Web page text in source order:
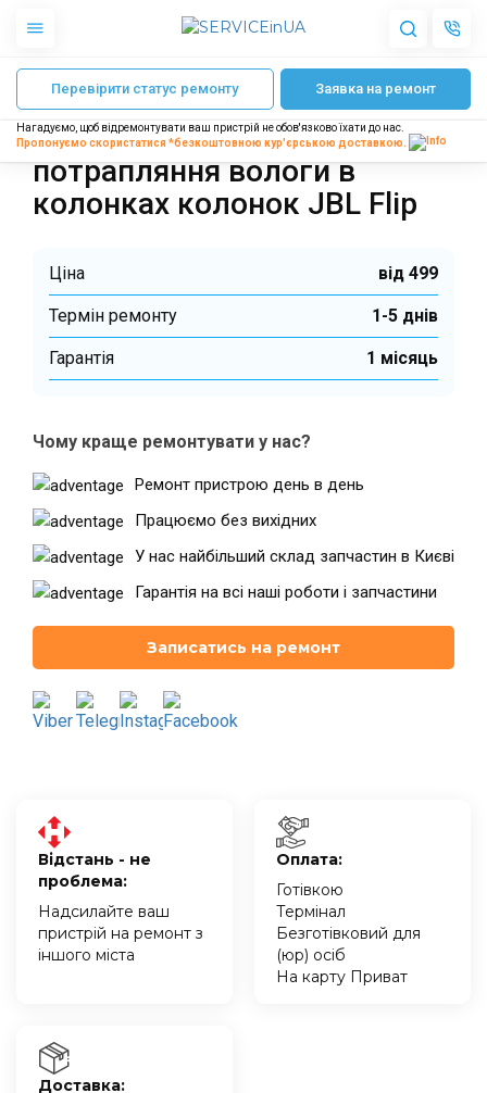
Apple
Гаджети
Акустика
Побутова техніка
Інше
Про нас
Доставка і оплата
Відгуки
Блог
Інтернет-магазин
Запчастини для смартфонів
Театральна
м. Київ, вул. Хрещатик 44-A
Позняки
м. Київ, вул. Анни Ахматової, 30
м. Київ, ТЦ LAKE PLAZA, вул. Героїв
м. Київ, вул. Казимира Малевича,
Дарниця
м. Київ, Комфорт Таун, вул.
UK
Перевірити статус ремонту Заявка на ремонт
Нагадуємо, щоб відремонтувати ваш пристрій не обов'язково їхати до нас.
Пропонуємо скористатися *безкоштовною кур'єрською доставкою.
Головна Ремонт колонок JBL Ремонт JBL Flip 3 Відновлення після
Відновлення після
потрапляння вологи в
колонках колонок JBL Flip
Ціна від 499
Термін ремонту 1-5 днів
Гарантiя 1 місяць
Чому краще ремонтувати у нас?
Ремонт пристрою день в день
Працюємо без вихідних
У нас найбільший склад запчастин в Києві
Гарантія на всі наші роботи і запчастини
Записатись на ремонт
Відстань - не
проблема:
Надсилайте ваш
пристрій на ремонт з
іншого міста
Оплата:
Готівкою
Термінал
Безготівковий для
(юр) осіб
На карту Приват
Доставка: